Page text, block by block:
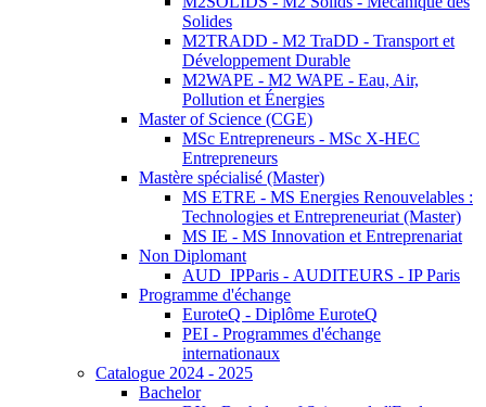
Solides
M2TRADD - M2 TraDD - Transport et
Développement Durable
M2WAPE - M2 WAPE - Eau, Air,
Pollution et Énergies
Master of Science (CGE)
MSc Entrepreneurs - MSc X-HEC
Entrepreneurs
Mastère spécialisé (Master)
MS ETRE - MS Energies Renouvelables :
Technologies et Entrepreneuriat (Master)
MS IE - MS Innovation et Entreprenariat
Non Diplomant
AUD_IPParis - AUDITEURS - IP Paris
Programme d'échange
EuroteQ - Diplôme EuroteQ
PEI - Programmes d'échange
internationaux
Catalogue 2024 - 2025
Bachelor